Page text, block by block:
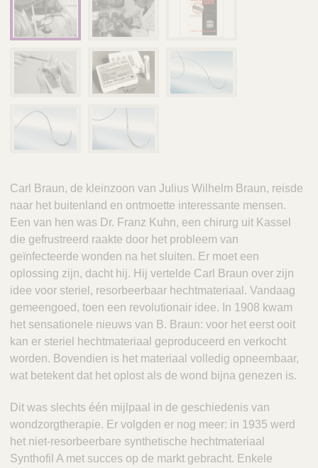
Carl Braun, de kleinzoon van Julius Wilhelm Braun, reisde
naar het buitenland en ontmoette interessante mensen.
Een van hen was Dr. Franz Kuhn, een chirurg uit Kassel
die gefrustreerd raakte door het probleem van
geïnfecteerde wonden na het sluiten. Er moet een
oplossing zijn, dacht hij. Hij vertelde Carl Braun over zijn
idee voor steriel, resorbeerbaar hechtmateriaal. Vandaag
gemeengoed, toen een revolutionair idee. In 1908 kwam
het sensationele nieuws van B. Braun: voor het eerst ooit
kan er steriel hechtmateriaal geproduceerd en verkocht
worden. Bovendien is het materiaal volledig opneembaar,
wat betekent dat het oplost als de wond bijna genezen is.
Dit was slechts één mijlpaal in de geschiedenis van
wondzorgtherapie. Er volgden er nog meer: in 1935 werd
het niet-resorbeerbare synthetische hechtmateriaal
Synthofil A met succes op de markt gebracht. Enkele